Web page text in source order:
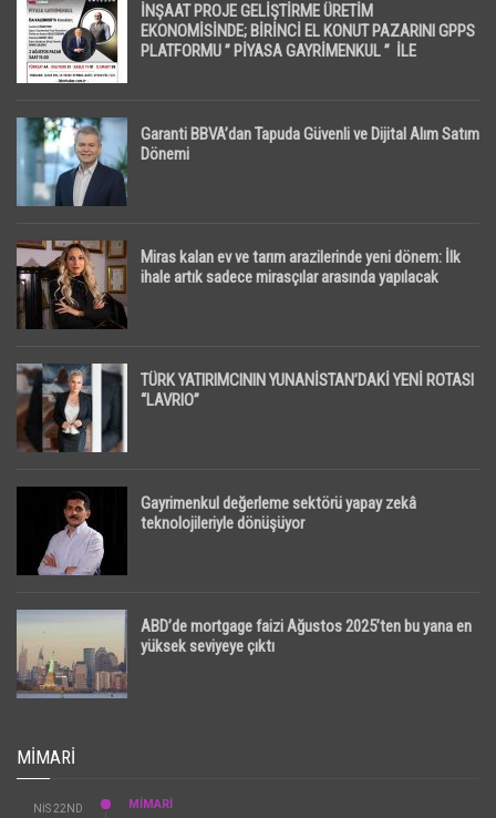
İNŞAAT PROJE GELİŞTİRME ÜRETİM
EKONOMİSİNDE; BİRİNCİ EL KONUT PAZARINI GPPS
PLATFORMU ” PİYASA GAYRİMENKUL ” İLE
Garanti BBVA’dan Tapuda Güvenli ve Dijital Alım Satım
Dönemi
Miras kalan ev ve tarım arazilerinde yeni dönem: İlk
ihale artık sadece mirasçılar arasında yapılacak
TÜRK YATIRIMCININ YUNANİSTAN’DAKİ YENİ ROTASI
“LAVRIO”
Gayrimenkul değerleme sektörü yapay zekâ
teknolojileriyle dönüşüyor
ABD’de mortgage faizi Ağustos 2025’ten bu yana en
yüksek seviyeye çıktı
MIMARI
NIS 22ND
MİMARİ